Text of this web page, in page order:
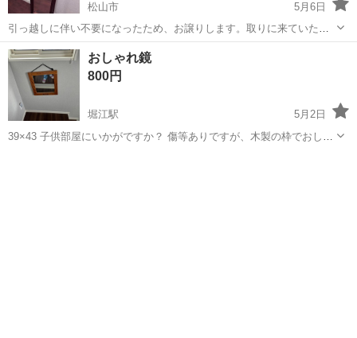
松山市
5月6日
引っ越しに伴い不要になったため、お譲りします。取りに来ていただ
ける方に優先的にお譲りしたいと思っています。よろしくお願いしま
す。
愛媛 松山市 ミラー/鏡
おしゃれ鏡
800円
堀江駅
5月2日
39×43 子供部屋にいかがですか？ 傷等ありですが、木製の枠でおしゃ